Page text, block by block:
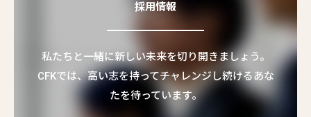
採用情報
私たちと一緒に新しい未来を切り開きましょう。
CFKでは、高い志を持ってチャレンジし続けるあな
たを待っています。